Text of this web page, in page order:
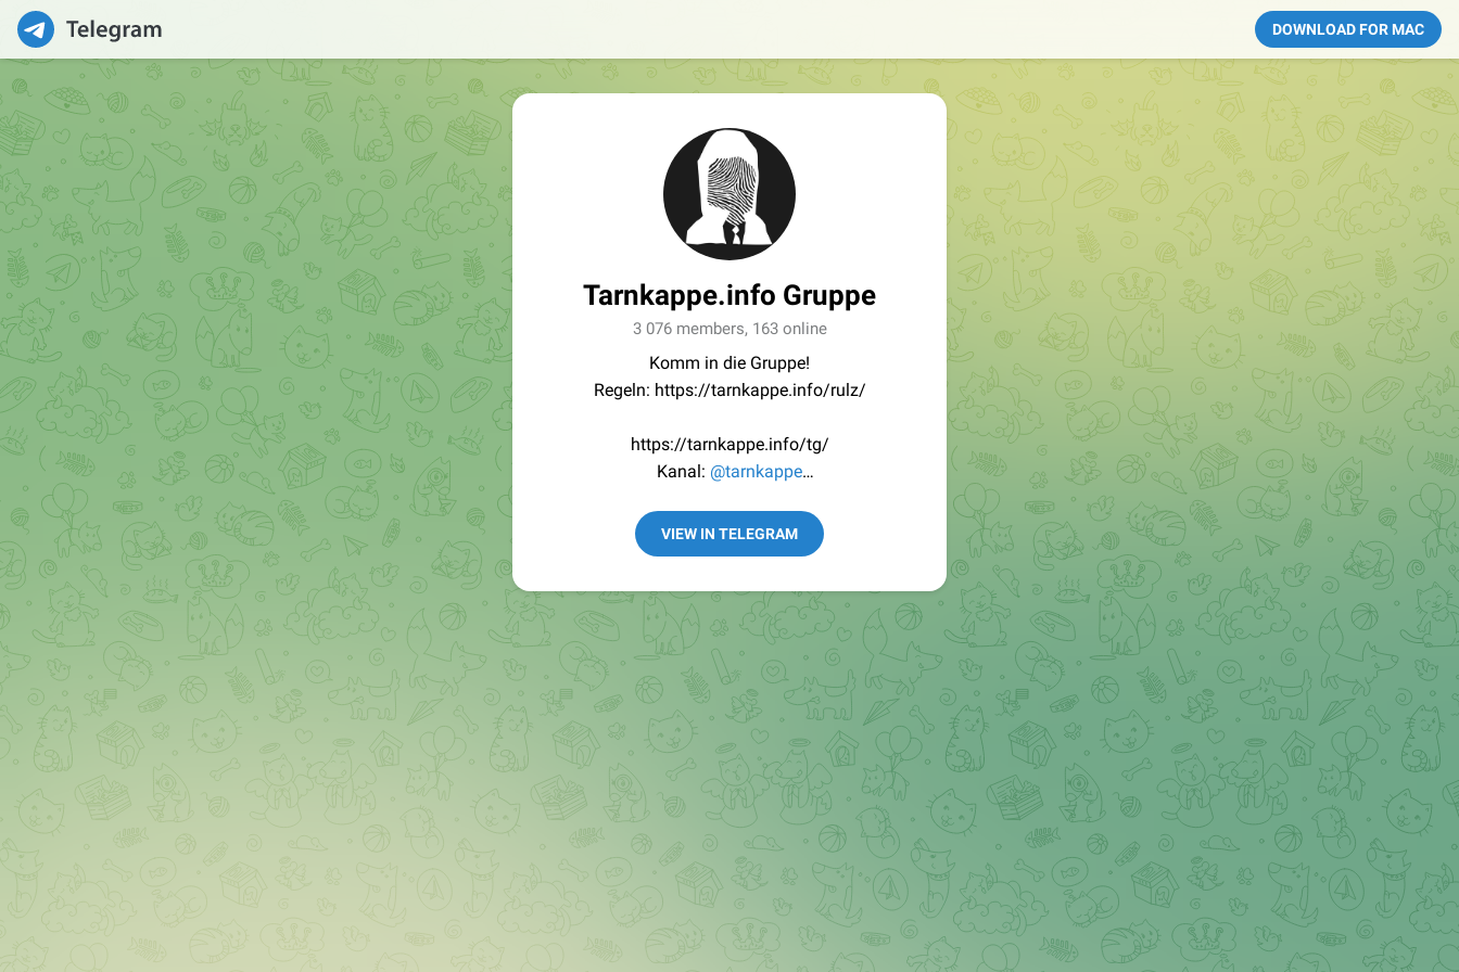
DOWNLOAD FOR MAC
Tarnkappe.info Gruppe
3 076 members, 163 online
Komm in die Gruppe!
Regeln: https://tarnkappe.info/rulz/
https://tarnkappe.info/tg/
Kanal: @tarnkappe
Best of:@bestoftarnkappe
VIEW IN TELEGRAM